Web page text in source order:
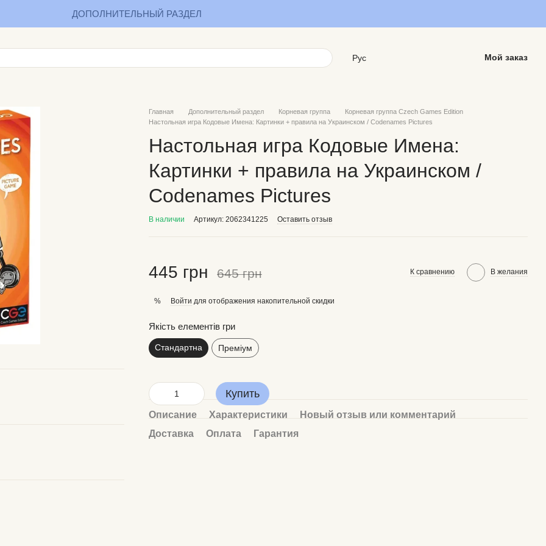
ДОПОЛНИТЕЛЬНЫЙ РАЗДЕЛ
Рус Мой заказ
Главная Дополнительный раздел Корневая группа
Корневая группа Czech Games Edition
Настольная игра Кодовые Имена: Картинки + правила на Украинском / Codenames Pictures
Настольная игра Кодовые Имена:
Картинки + правила на Украинском /
Codenames Pictures
В наличии Артикул: 2062341225 Оставить отзыв
445 грн 645 грн К сравнению В желания
% Войти для отображения накопительной скидки
Якість елементів гри
Стандартна Преміум
Купить
Описание Характеристики
Новый отзыв или комментарий
Доставка
Оплата Гарантия